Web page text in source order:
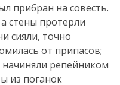
прибран на совесть.
стены протерли
сияли, точно
от припасов;
репейником
из поганок